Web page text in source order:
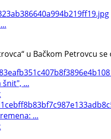
u Bačkom Petrovcu
šnit", ...
...